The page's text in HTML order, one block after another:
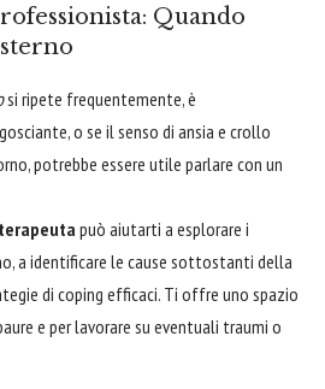
Quando
si ripete frequentemente, è
o se il senso di ansia e crollo
potrebbe essere utile parlare con un
può aiutarti a esplorare i
a identificare le cause sottostanti della
di coping efficaci. Ti offre uno spazio
e per lavorare su eventuali traumi o